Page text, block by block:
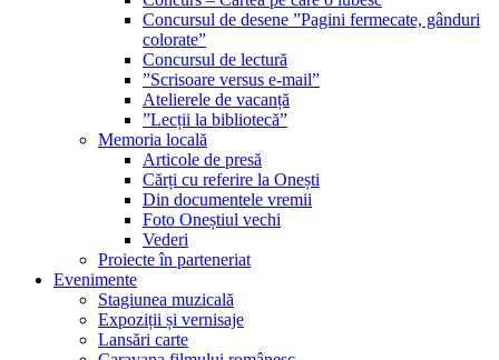
Concursul de desene ”Pagini fermecate, gânduri
colorate”
Concursul de lectură
”Scrisoare versus e-mail”
Atelierele de vacanță
”Lecții la bibliotecă”
Memoria locală
Articole de presă
Cărți cu referire la Onești
Din documentele vremii
Foto Oneștiul vechi
Vederi
Proiecte în parteneriat
Evenimente
Stagiunea muzicală
Expoziții și vernisaje
Lansări carte